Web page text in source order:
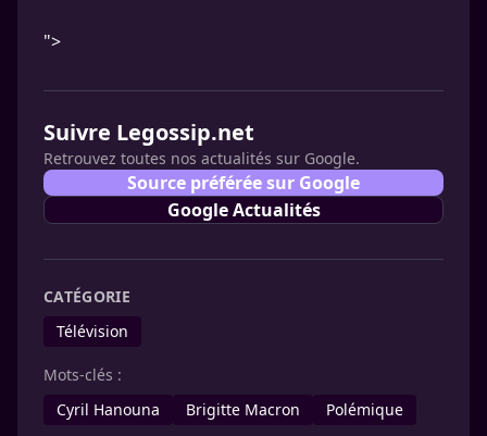
">
Suivre Legossip.net
Retrouvez toutes nos actualités sur Google.
Source préférée sur Google
Google Actualités
CATÉGORIE
Télévision
Mots-clés :
Cyril Hanouna
Brigitte Macron Polémique